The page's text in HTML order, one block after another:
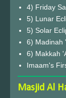
Imaam's
Masjid Al